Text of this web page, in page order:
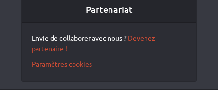
Partenariat
Envie de collaborer avec nous ? Devenez
partenaire !
Paramètres cookies